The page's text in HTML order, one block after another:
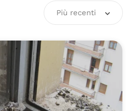
Più recenti